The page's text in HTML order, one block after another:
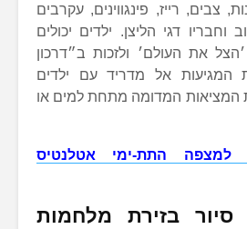
צבים, רייז, פינגווינים, עקרבים
וחבריו דגי הליצן. ילדים יכולים
את העולם׳ ולזכות ב״דרכון
המגיעות אל מדריד עם ילדים
המציאות המדומה מתחת למים או
למצפה התת-ימי אטלנטיס
בזירת מלחמות